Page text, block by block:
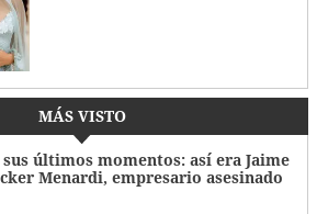
MÁS VISTO
últimos momentos: así era Jaime
Menardi​​​, empresario asesinado